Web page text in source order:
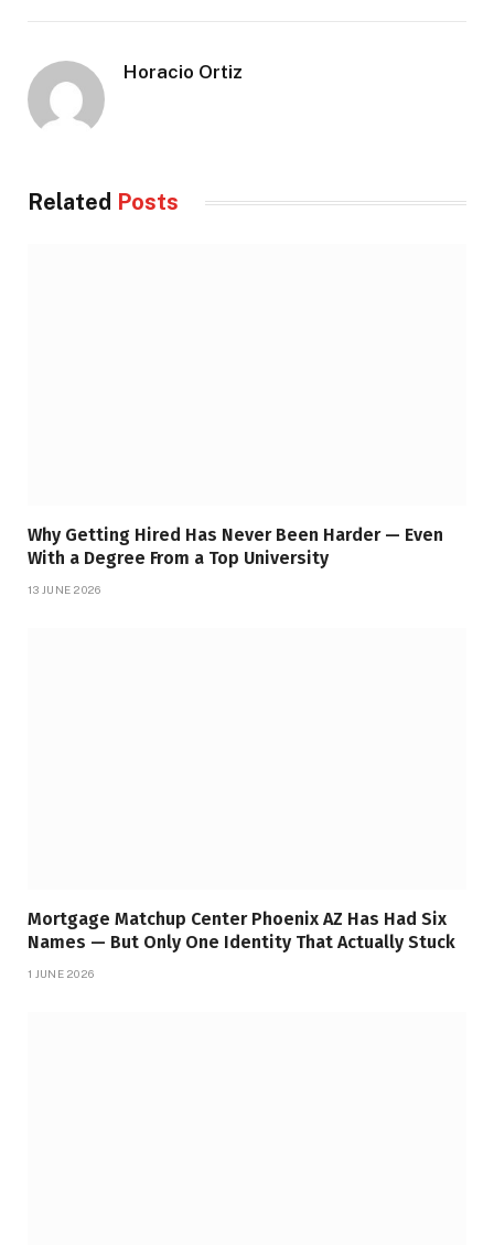
Horacio Ortiz
Related Posts
Why Getting Hired Has Never Been Harder — Even
With a Degree From a Top University
13 JUNE 2026
Mortgage Matchup Center Phoenix AZ Has Had Six
Names — But Only One Identity That Actually Stuck
1 JUNE 2026